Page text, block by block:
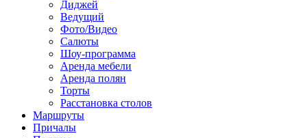
Диджей
Ведущий
Фото/Видео
Салюты
Шоу-программа
Аренда мебели
Аренда полян
Торты
Расстановка столов
Маршруты
Причалы